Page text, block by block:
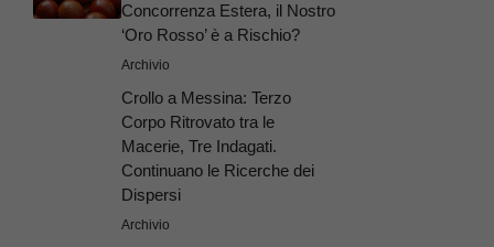
Concorrenza Estera, il Nostro
‘Oro Rosso’ è a Rischio?
Archivio
Crollo a Messina: Terzo
Corpo Ritrovato tra le
Macerie, Tre Indagati.
Continuano le Ricerche dei
Dispersi
Archivio